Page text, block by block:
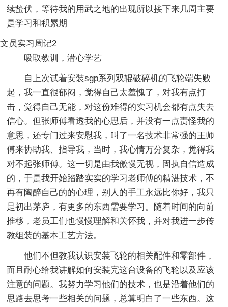
续蛰伏，等待我的用武之地的出现所以接下来几周主要
是学习和积累期
文员实习周记2
吸取教训，潜心学艺
自上次试着安装sgp系列双辊破碎机的飞轮端失败
起，我一直很郁闷，觉得自己太羞愧了，对我有点打
击，觉得自己无能，对这份难得的实习机会都有点失去
信心。但张师傅看透我的心思后，并没有一点责怪我的
意思，还专门过来安慰我，叫了一名技术非常强的王师
傅来协助我、指导我，当时，我心情万分复杂，觉得我
对不起张师傅。这一切是由我傲慢无视，固执自信造成
的，于是我开始踏踏实实的学习老师傅的精湛技术，不
再有陶醉自己的的心理，别人的手工永远比你好，我只
是初出茅庐，有更多的东西需要学习。随着时间的向前
推移，老员工们也慢慢理解和关怀我，并对我进一步传
教组装的基本工艺方法。
他们不但教我认识安装飞轮的相关配件和零部件，
而且耐心给我讲解如何安装完这台设备的飞轮以及应该
注意的问题。我努力学习他们的技术，也是沿着他们的
思路去思考一些相关的问题，总算明白了一些东西。这